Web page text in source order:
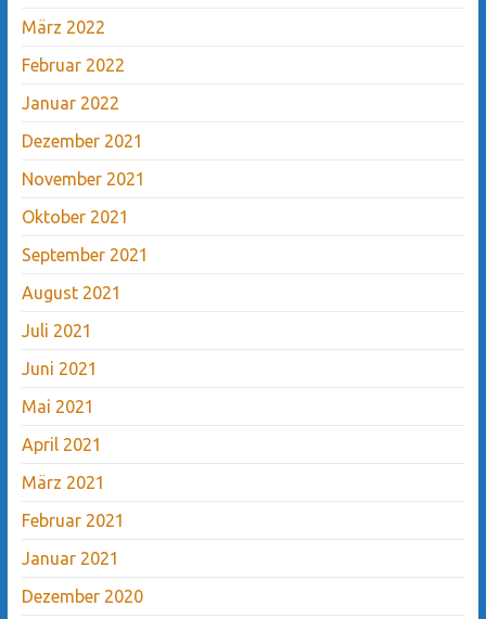
März 2022
Februar 2022
Januar 2022
Dezember 2021
November 2021
Oktober 2021
September 2021
August 2021
Juli 2021
Juni 2021
Mai 2021
April 2021
März 2021
Februar 2021
Januar 2021
Dezember 2020